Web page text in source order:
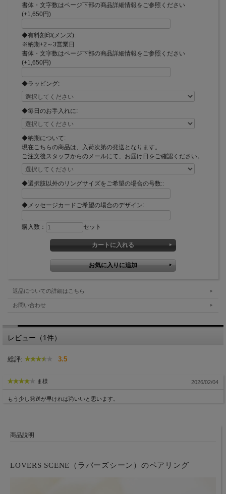
書体・文字数はページ下部の商品詳細情報をご参照ください
(+1,650円)
◆有料刻印(メンズ):
※納期+2～3営業日
書体・文字数はページ下部の商品詳細情報をご参照ください
(+1,650円)
◆ラッピング:
◆毎日のお手入れに:
◆納期について:
現在こちらの商品は、入荷次第の発送となります。
ご注文後スタッフからのメールにて、お届け日をご確認ください。
◆選択肢以外のリングサイズをご希望の場合の号数::
◆メッセージカードご希望の場合のデザイン:
購入数： セット
返品についての詳細はこちら
お問い合わせ
レビュー（1件）
総評: 3.5
ま様 2026/02/04
もう少し発送が早ければ尚いいと思います。
商品説明
LOVERS SCENE（ラバーズシーン）のペアリング